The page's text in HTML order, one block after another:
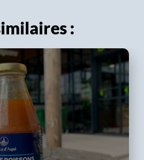
: